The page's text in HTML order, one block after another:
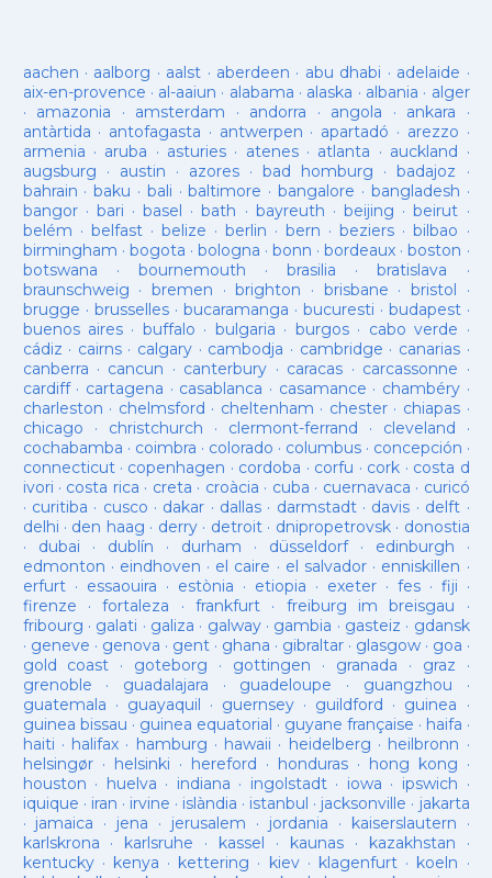
aachen · aalborg · aalst · aberdeen · abu dhabi · adelaide ·
aix-en-provence · al-aaiun · alabama · alaska · albania · alger
· amazonia · amsterdam · andorra · angola · ankara ·
antàrtida · antofagasta · antwerpen · apartadó · arezzo ·
armenia · aruba · asturies· atenes· atlanta · auckland ·
augsburg · austin · azores·bad homburg ·badajoz ·
bahrain ·baku · bali ·baltimore ·bangalore · bangladesh ·
bangor· bari ·basel ·bath · bayreuth ·beijing ·beirut ·
belém · belfast· belize · berlin ·bern ·beziers ·bilbao ·
birmingham · bogota · bologna ·bonn ·bordeaux ·boston ·
botswana · bournemouth ·brasilia ·bratislava ·
braunschweig · bremen ·brighton · brisbane · bristol ·
brugge · brusselles· bucaramanga · bucuresti · budapest·
buenos aires· buffalo · bulgaria · burgos· cabo verde ·
cádiz · cairns· calgary · cambodja · cambridge · canarias·
canberra · cancun · canterbury · caracas · carcassonne ·
cardiff· cartagena · casablanca · casamance · chambéry·
charleston · chelmsford · cheltenham · chester· chiapas ·
chicago · christchurch · clermont-ferrand · cleveland ·
cochabamba · coimbra · colorado · columbus· concepción ·
connecticut· copenhagen · cordoba · corfu · cork · costa d
ivori · costa rica · creta · croàcia · cuba · cuernavaca · curicó
· curitiba · cusco · dakar · dallas · darmstadt· davis · delft ·
delhi · den haag · derry· detroit· dnipropetrovsk· donostia
· dubai · dublín · durham · düsseldorf· edinburgh ·
edmonton · eindhoven · el caire · el salvador · enniskillen ·
erfurt· essaouira · estònia · etiopia · exeter· fes· fiji ·
firenze ·fortaleza · frankfurt· freiburg im breisgau ·
fribourg · galati · galiza · galway· gambia · gasteiz · gdansk
· geneve · genova · gent· ghana · gibraltar· glasgow· goa ·
gold coast · goteborg · gottingen · granada · graz ·
grenoble · guadalajara · guadeloupe · guangzhou ·
guatemala · guayaquil · guernsey· guildford · guinea ·
guinea bissau · guinea equatorial · guyane française · haifa ·
haiti · halifax · hamburg · hawaii · heidelberg · heilbronn ·
helsingør· helsinki · hereford · honduras· hong kong ·
houston · huelva · indiana · ingolstadt· iowa · ipswich ·
iquique · iran · irvine · islàndia · istanbul · jacksonville · jakarta
· jamaica · jena · jerusalem · jordania · kaiserslautern ·
karlskrona · karlsruhe · kassel · kaunas· kazakhstan ·
kentucky· kenya · kettering · kiev· klagenfurt · koeln ·